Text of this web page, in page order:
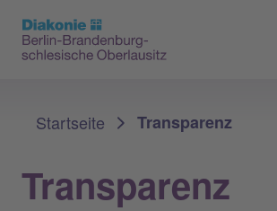
Presse
Startseite
Transparenz
Transparenz